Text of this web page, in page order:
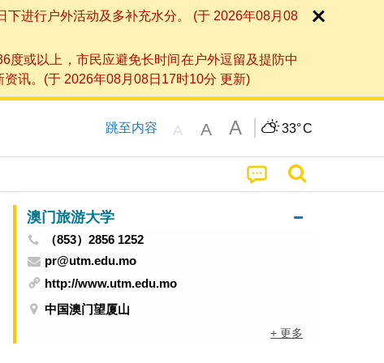
进行户外活动及多补充水分。 (于 2026年08月08
度或以上，市民应避免长时间在户外逗留及提防中
讯。(于 2026年08月08日17时10分 更新)
跳至内容 A A A 33°C
澳门旅游大学
（853）2856 1252
pr@utm.edu.mo
http://www.utm.edu.mo
中国澳门望厦山
+ 更多